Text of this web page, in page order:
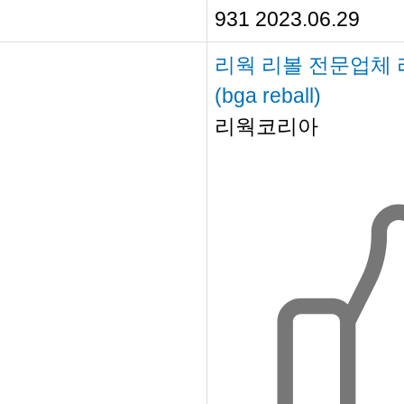
931 2023.06.29
리웍 리볼 전문업체
(bga reball)
리웍코리아